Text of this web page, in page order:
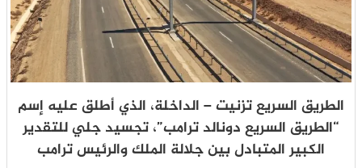
الطريق السريع تزنيت – الداخلة، الذي أطلق عليه إسم
“الطريق السريع دونالد ترامب”، تجسيد جلي للتقدير
الكبير المتبادل بين جلالة الملك والرئيس ترامب